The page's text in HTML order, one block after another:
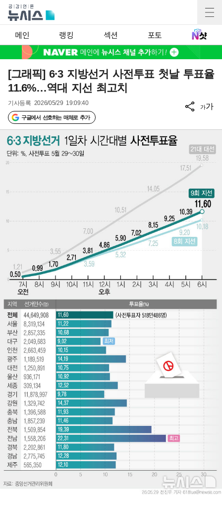
메인 랭킹 섹션 포토
[그래픽] 6·3 지방선거 사전투표 첫날 투표율
11.6%…역대 지선 최고치
기사등록 2026/05/29 19:09:40
구글에서 선호하는 매체로 추가
가가